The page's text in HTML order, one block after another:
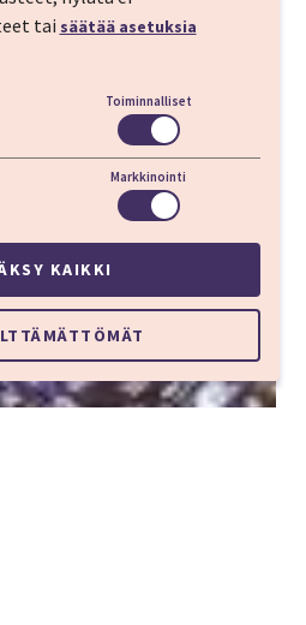
tai säätää asetuksia
Toiminnalliset
Markkinointi
KAIKKI